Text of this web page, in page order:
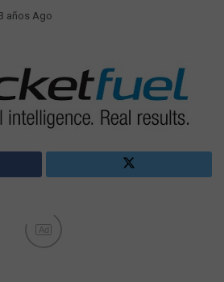
años Ago
Ad